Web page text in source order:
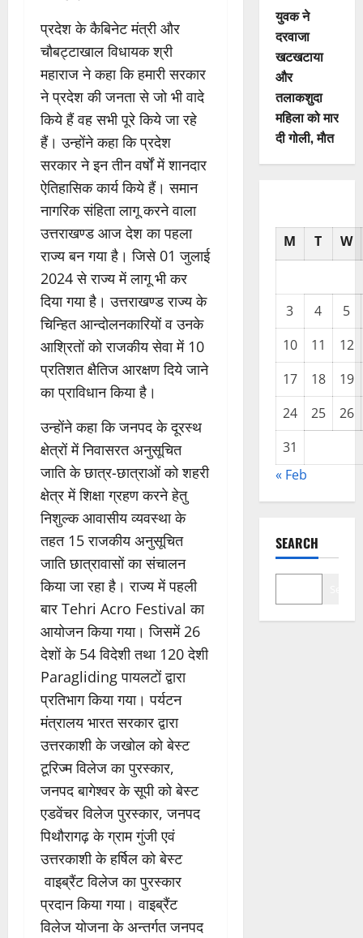
प्रदेश के कैबिनेट मंत्री और
चौबट्टाखाल विधायक श्री
महाराज ने कहा कि हमारी सरकार
ने प्रदेश की जनता से जो भी वादे
किये हैं वह सभी पूरे किये जा रहे
हैं। उन्होंने कहा कि प्रदेश
सरकार ने इन तीन वर्षों में शानदार
ऐतिहासिक कार्य किये हैं। समान
नागरिक संहिता लागू करने वाला
उत्तराखण्ड आज देश का पहला
राज्य बन गया है। जिसे 01 जुलाई
2024 से राज्य में लागू भी कर
दिया गया है। उत्तराखण्ड राज्य के
चिन्हित आन्दोलनकारियों व उनके
आश्रितों को राजकीय सेवा में 10
प्रतिशत क्षैतिज आरक्षण दिये जाने
का प्राविधान किया है।
उन्होंने कहा कि जनपद के दूरस्थ
क्षेत्रों में निवासरत अनुसूचित
जाति के छात्र-छात्राओं को शहरी
क्षेत्र में शिक्षा ग्रहण करने हेतु
निशुल्क आवासीय व्यवस्था के
तहत 15 राजकीय अनुसूचित
जाति छात्रावासों का संचालन
किया जा रहा है। राज्य में पहली
बार Tehri Acro Festival का
आयोजन किया गया। जिसमें 26
देशों के 54 विदेशी तथा 120 देशी
Paragliding पायलटों द्वारा
प्रतिभाग किया गया। पर्यटन
मंत्रालय भारत सरकार द्वारा
उत्तरकाशी के जखोल को बेस्ट
टूरिज्म विलेज का पुरस्कार,
जनपद बागेश्वर के सूपी को बेस्ट
एडवेंचर विलेज पुरस्कार, जनपद
पिथौरागढ़ के ग्राम गुंजी एवं
उत्तरकाशी के हर्षिल को बेस्ट
वाइब्रैंट विलेज का पुरस्कार
प्रदान किया गया। वाइब्रैंट
विलेज योजना के अन्तर्गत जनपद
युवक ने
दरवाजा
खटखटाया
और
तलाकशुदा
महिला को मार
दी गोली, माैत
M T W
3 4
5
10
11
12
17
18
19
24
25
26
31
« Feb
SEARCH